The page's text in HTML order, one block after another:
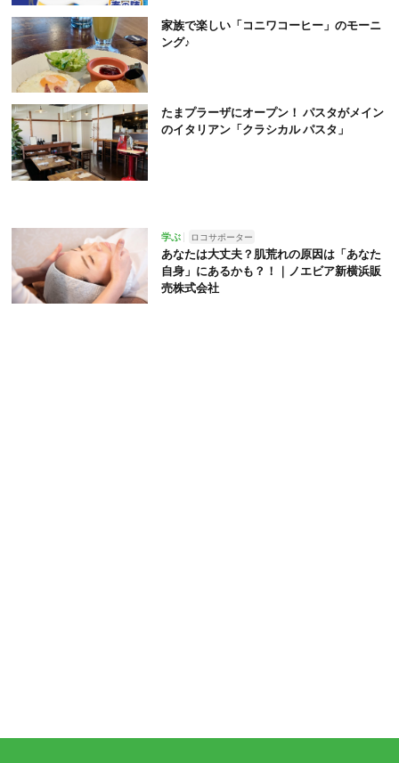
家族で楽しい「コニワコーヒー」のモーニ
ング♪
たまプラーザにオープン！ パスタがメイン
のイタリアン「クラシカル パスタ」
学ぶ ロコサポーター
あなたは大丈夫？肌荒れの原因は「あなた
自身」にあるかも？！｜ノエビア新横浜販
売株式会社